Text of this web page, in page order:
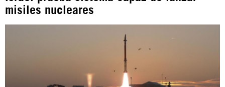
https://www.youtube.com/@nexo_latino
https://t.me/hispantvcanal
misiles nucleares